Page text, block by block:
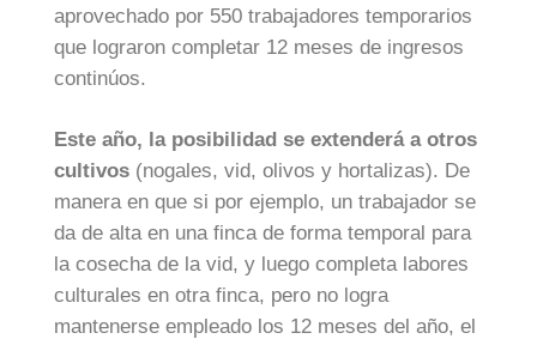
aprovechado por 550 trabajadores temporarios
que lograron completar 12 meses de ingresos
continúos.
Este año, la posibilidad se extenderá a otros
cultivos (nogales, vid, olivos y hortalizas). De
manera en que si por ejemplo, un trabajador se
da de alta en una finca de forma temporal para
la cosecha de la vid, y luego completa labores
culturales en otra finca, pero no logra
mantenerse empleado los 12 meses del año, el